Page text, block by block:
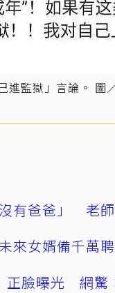
進監獄」言論。 圖
有爸爸」 老
來女婿備千萬
正臉曝光 網驚